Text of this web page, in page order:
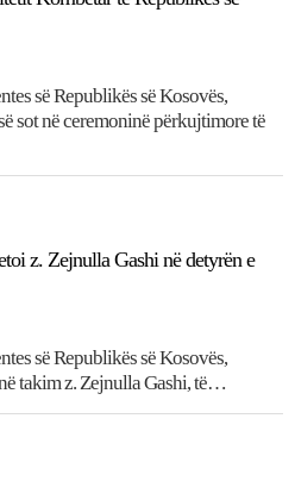
së Republikës së Kosovës,
sot në ceremoninë përkujtimore të
z. Zejnulla Gashi në detyrën e
së Republikës së Kosovës,
takim z. Zejnulla Gashi, të…